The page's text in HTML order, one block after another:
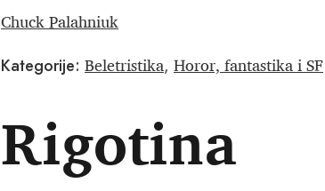
Chuck Palahniuk
Kategorije: Beletristika, Horor, fantastika i SF
Rigotina